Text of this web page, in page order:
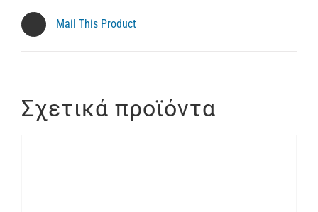
Mail This Product
Σχετικά προϊόντα